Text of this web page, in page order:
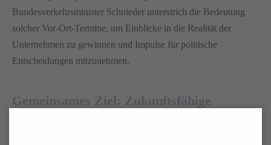
Bundesverkehrsminister Schnieder unterstrich die Bedeutung
solcher Vor-Ort-Termine, um Einblicke in die Realität der
Unternehmen zu gewinnen und Impulse für politische
Entscheidungen mitzunehmen.
Gemeinsames Ziel: Zukunftsfähige